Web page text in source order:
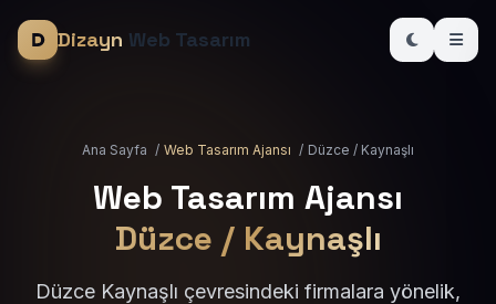
Dizayn Web Tasarım
Ana Sayfa / Web Tasarım Ajansı / Düzce / Kaynaşlı
Web Tasarım Ajansı
Düzce / Kaynaşlı
Düzce Kaynaşlı çevresindeki firmalara yönelik,